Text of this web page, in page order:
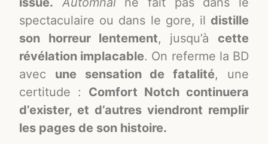
spectaculaire ou dans le gore, il distille
son horreur lentement, jusqu’à cette
révélation implacable. On referme la BD
avec une sensation de fatalité, une
certitude : Comfort Notch continuera
d’exister, et d’autres viendront remplir
les pages de son histoire.